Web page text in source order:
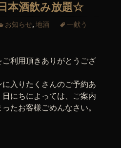
本酒飲み放題☆
お知らせ, 地酒
一献う
利用頂きありがとうござ
入りたくさんのご予約あ
にちによっては、ご案内
たお客様ごめんなさい。